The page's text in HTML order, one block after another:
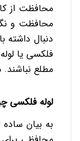
محافظت از
محافظت و
دنبال داشته
فلکسی یا
مطلع نباشند.
لوله فلکسی
به بیان